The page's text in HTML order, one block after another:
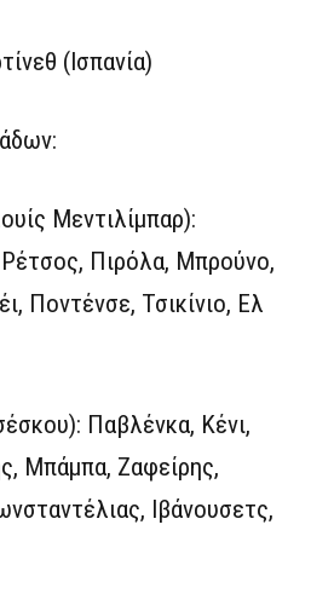
(Ισπανία)
Μεντιλίμπαρ):
Πιρόλα, Μπρούνο,
Ποντένσε, Τσικίνιο, Ελ
Παβλένκα, Κένι,
Μπάμπα, Ζαφείρης,
Ιβάνουσετς,